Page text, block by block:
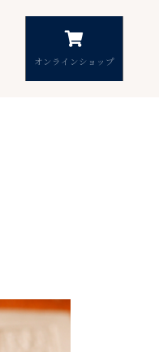
オンラインショップ